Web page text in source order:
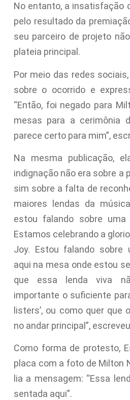
No entanto, a insatisfação
pelo resultado da
seu parceiro de projeto
plateia principal.
Por meio das redes
sobre o ocorrido e
“Então, foi negado para
mesas para a cerimônia
parece certo para mim”,
Na mesma publicação,
indignação não era sobre a
sim sobre a falta de
maiores lendas da
estou falando sobre uma
Estamos celebrando a
Joy. Estou falando
aqui na mesa onde estou
que essa lenda viva
importante o suficiente
listers’, ou como quer que
no andar principal”,
Como forma de protesto,
placa com a foto de Milton
lia a mensagem: “Essa
sentada aqui”.